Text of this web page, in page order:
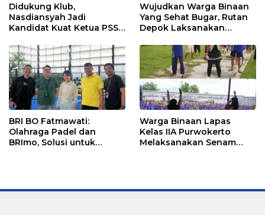
Didukung Klub,
Nasdiansyah Jadi
Kandidat Kuat Ketua PSSI
Wujudkan Warga Binaan
Yang Sehat Bugar, Rutan
Depok Laksanakan
BRI BO Fatmawati:
Olahraga Padel dan
BRImo, Solusi untuk
Warga Binaan Lapas
Kelas IIA Purwokerto
Melaksanakan Senam